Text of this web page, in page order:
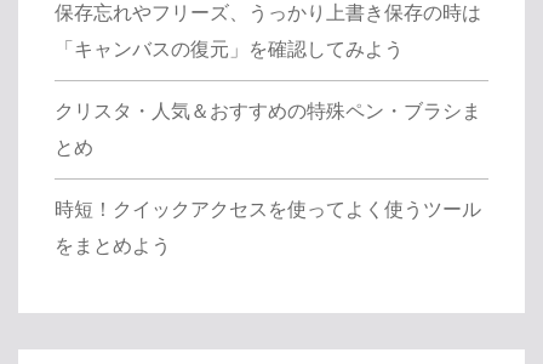
保存忘れやフリーズ、うっかり上書き保存の時は
「キャンバスの復元」を確認してみよう
クリスタ・人気＆おすすめの特殊ペン・ブラシま
とめ
時短！クイックアクセスを使ってよく使うツール
をまとめよう